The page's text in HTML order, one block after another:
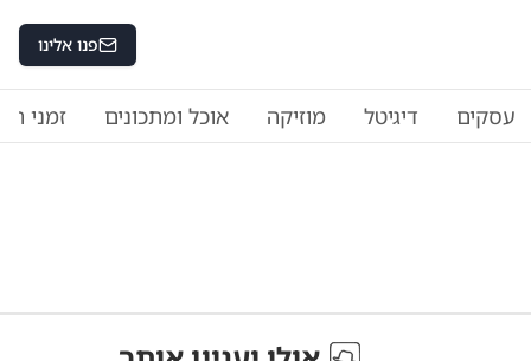
פנו אלינו
עסקים דיגיטל מוזיקה אוכל ומתכונים זמני